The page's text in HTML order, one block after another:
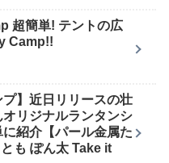
超簡単! テントの広
Camp!!
プ】近日リリースの壮
リジナルランタンシ
に紹介【パール金属た
も ぽん太 Take it